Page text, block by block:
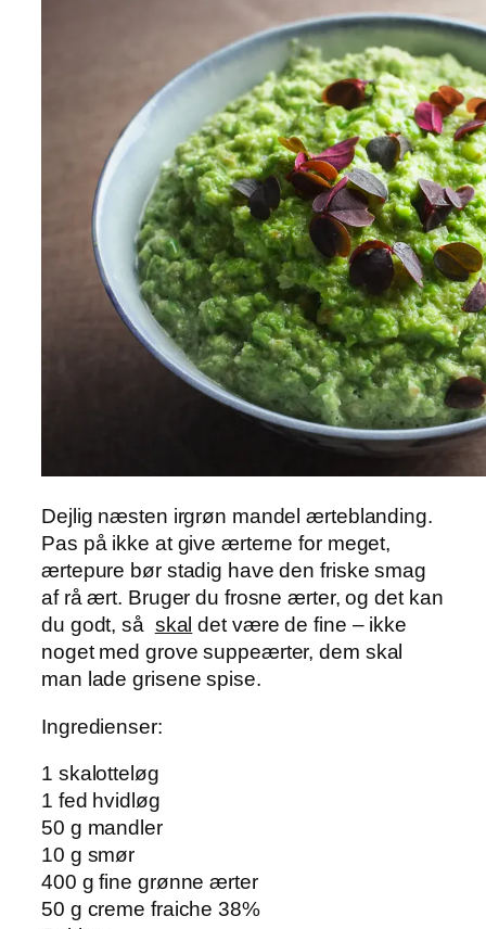
Dejlig næsten irgrøn mandel ærteblanding.
Pas på ikke at give ærterne for meget,
ærtepure bør stadig have den friske smag
af rå ært. Bruger du frosne ærter, og det kan
du godt, så skal det være de fine – ikke
noget med grove suppeærter, dem skal
man lade grisene spise.
Ingredienser:
1 skalotteløg
1 fed hvidløg
50 g mandler
10 g smør
400 g fine grønne ærter
50 g creme fraiche 38%